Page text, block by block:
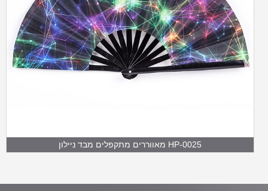
מאווררים מתקפלים מבד ניילון HP-0025